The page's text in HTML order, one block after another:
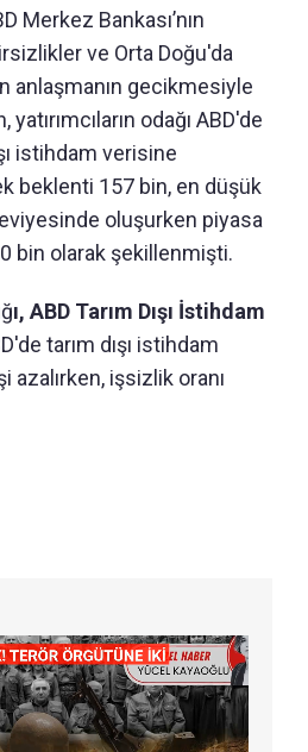
Merkez Bankası’nın
ve Orta Doğu'da
anlaşmanın gecikmesiyle
yatırımcıların odağı ABD'de
istihdam verisine
beklenti 157 bin, en düşük
oluşurken piyasa
bin olarak şekillenmişti.
ı, ABD Tarım Dışı İstihdam
tarım dışı istihdam
işsizlik oranı